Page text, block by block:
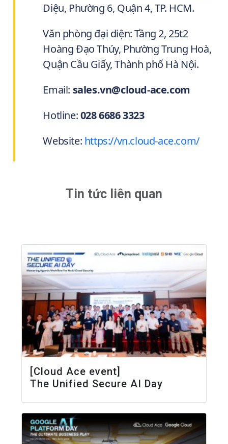
Diệu, Phường 6, Quận 4, TP. HCM.
Văn phòng đại diện: Tầng 2, 25t2
Hoàng Đạo Thúy, Phường Trung Hoà,
Quận Cầu Giấy, Thành phố Hà Nội.
Email: sales.vn@cloud-ace.com
Hotline:028 6686 3323
Website: https://vn.cloud-ace.com/
Tin tức liên quan
[Cloud Ace event]
The Unified Secure AI Day